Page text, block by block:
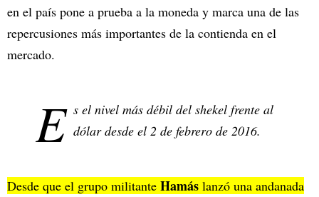
en el país pone a prueba a la moneda y marca una de las
repercusiones más importantes de la contienda en el
mercado.
E s el nivel más débil del shekel frente al
dólar desde el 2 de febrero de 2016.
Desde que el grupo militante Hamás lanzó una andanada